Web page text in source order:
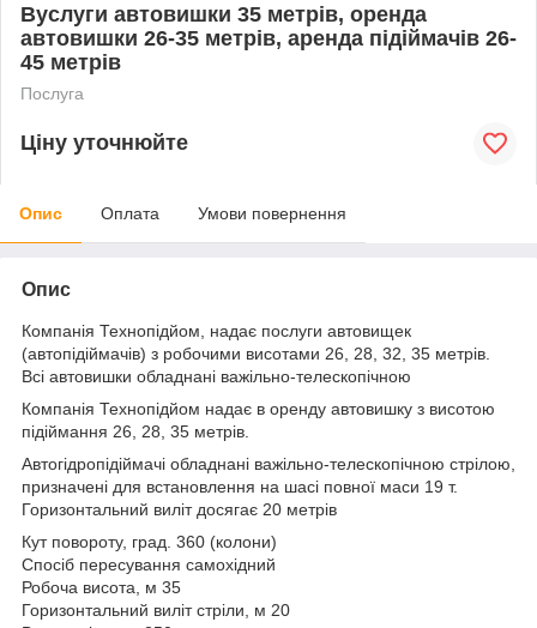
Вуслуги автовишки 35 метрів, оренда
автовишки 26-35 метрів, аренда підіймачів 26-
45 метрів
Послуга
Ціну уточнюйте
Опис Оплата Умови повернення
Опис
Компанія Технопідйом, надає послуги автовищек
(автопідіймачів) з робочими висотами 26, 28, 32, 35 метрів.
Всі автовишки обладнані важільно-телескопічною
Компанія Технопідйом надає в оренду автовишку з висотою
підіймання 26, 28, 35 метрів.
Автогідропідіймачі обладнані важільно-телескопічною стрілою,
призначені для встановлення на шасі повної маси 19 т.
Горизонтальний виліт досягає 20 метрів
Кут повороту, град. 360 (колони)
Спосіб пересування самохідний
Робоча висота, м 35
Горизонтальний виліт стріли, м 20